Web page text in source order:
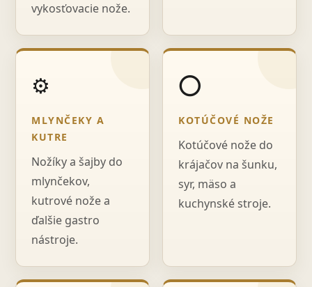
vykosťovacie nože.
⚙️
MLYNČEKY A
KUTRE
Nožíky a šajby do
mlynčekov,
kutrové nože a
ďalšie gastro
nástroje.
⭕
KOTÚČOVÉ NOŽE
Kotúčové nože do
krájačov na šunku,
syr, mäso a
kuchynské stroje.